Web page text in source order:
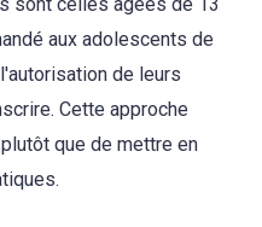
aux adolescents de
de leurs
Cette approche
que de mettre en